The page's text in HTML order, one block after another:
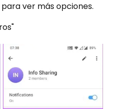
ver más opciones.